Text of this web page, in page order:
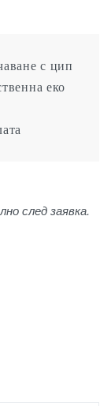
с цип
еко
след заявка.